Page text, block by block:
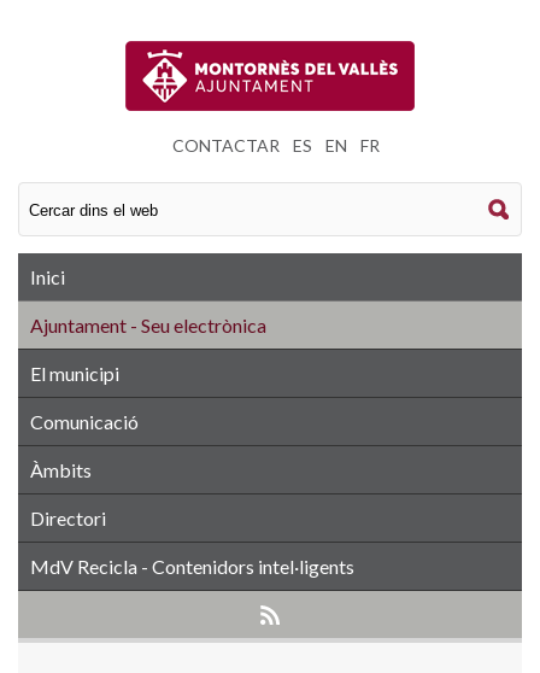
CONTACTAR ES EN FR
Inici
Ajuntament - Seu electrònica
El municipi
Comunicació
Àmbits
Directori
MdV Recicla - Contenidors intel·ligents